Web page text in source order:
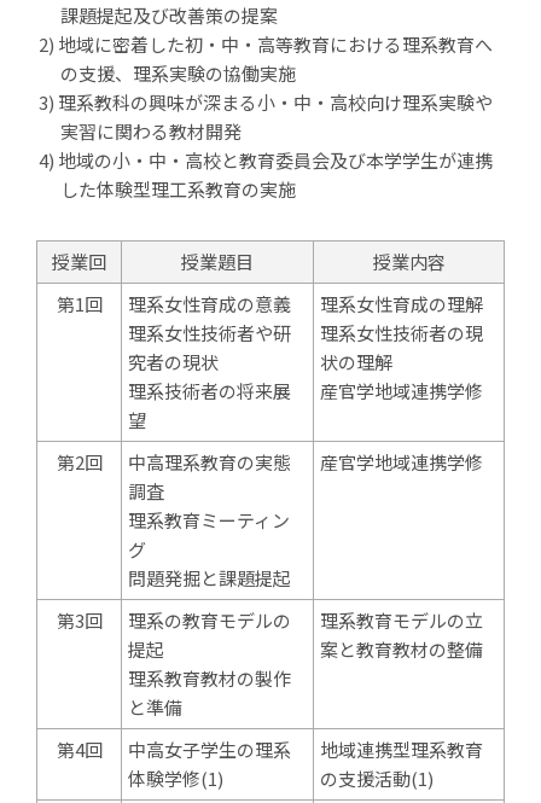
課題提起及び改善策の提案
地域に密着した初・中・高等教育における理系教育へ
の支援、理系実験の協働実施
理系教科の興味が深まる小・中・高校向け理系実験や
実習に関わる教材開発
地域の小・中・高校と教育委員会及び本学学生が連携
した体験型理工系教育の実施
授業回 授業題目
授業内容
第1回
理系女性育成の意義
理系女性技術者や研
究者の現状
理系技術者の将来展
望
理系女性育成の理解
理系女性技術者の現
状の理解
産官学地域連携学修
第2回
中高理系教育の実態
調査
理系教育ミーティン
グ
問題発掘と課題提起
産官学地域連携学修
第3回
理系の教育モデルの
提起
理系教育教材の製作
と準備
理系教育モデルの立
案と教育教材の整備
第4回
中高女子学生の理系
体験学修(1)
地域連携型理系教育
の支援活動(1)